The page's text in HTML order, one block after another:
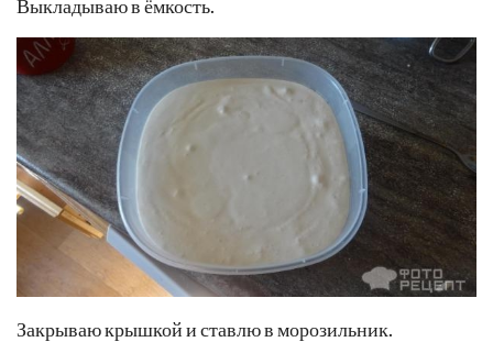
Выкладываю в ёмкость.
Закрываю крышкой и ставлю в морозильник.